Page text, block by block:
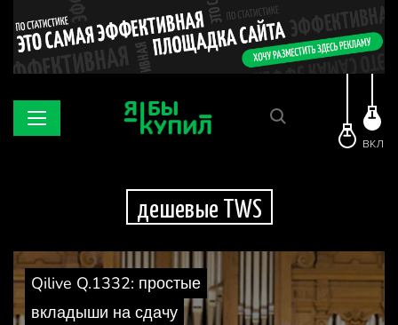
ВКЛ
дешевые TWS
Qilive Q.1332: простые
вкладыши на сдачу